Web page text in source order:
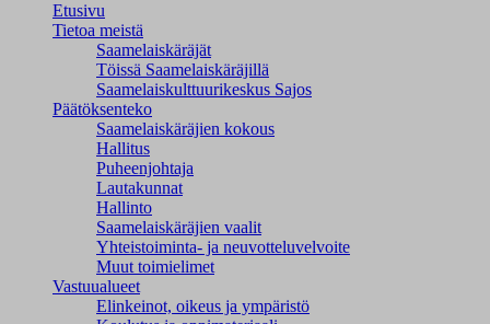
Etusivu
Tietoa meistä
Saamelaiskäräjät
Töissä Saamelaiskäräjillä
Saamelaiskulttuuri­keskus Sajos
Päätöksenteko
Saamelaiskäräjien kokous
Hallitus
Puheenjohtaja
Lautakunnat
Hallinto
Saamelaiskäräjien vaalit
Yhteistoiminta- ja neuvotteluvelvoite
Muut toimielimet
Vastuualueet
Elinkeinot, oikeus ja ympäristö